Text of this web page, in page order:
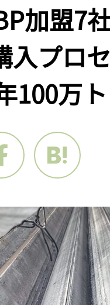
加盟7
入プロ
100万